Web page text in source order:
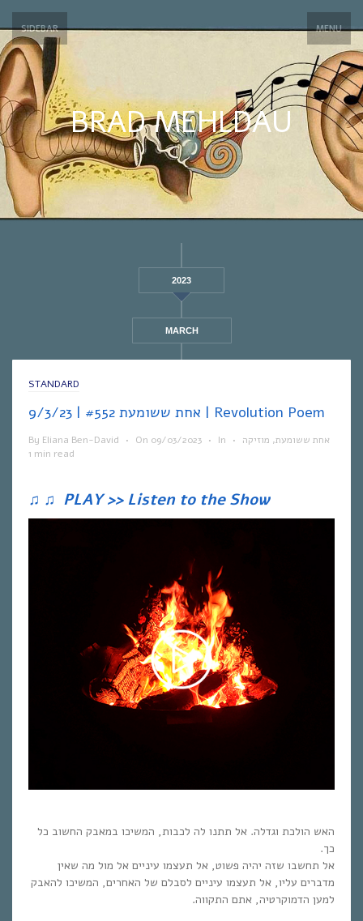
SIDEBAR MENU
BRAD MEHLDAU
2023
MARCH
STANDARD
אחת ששומעת #552 | 9/3/23 | Revolution Poem
By Eliana Ben-David • On 09/03/2023 • In אחת ששומעת, מוזיקה
•
1 min read
♫ ♫ PLAY >> Listen to the Show
האש הולכת וגדלה. אל תתנו לה לכבות, המשיכו במאבק החשוב כל
כך.
אל תחשבו שזה יהיה פשוט, אל תעצמו עיניים אל מול מה שאין
מדברים עליו, אל תעצמו עיניים לסבלם של האחרים, המשיכו להאבק
למען הדמוקרטיה, אתם התקווה.